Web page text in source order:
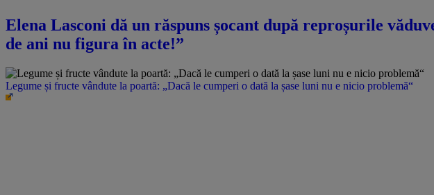
Elena Lasconi dă un răspuns șocant după reproșurile
de ani nu figura în acte!”
Legume și fructe vândute la poartă: „Dacă le cumperi o dată la șase luni nu e nicio problemă“